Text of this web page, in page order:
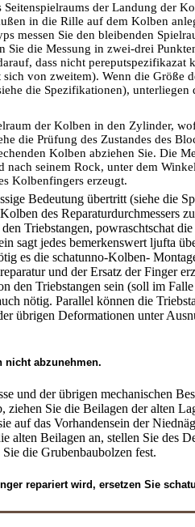
Seitenspielraums der Landung der
in die Rille auf dem Kolben
messen Sie den bleibenden
Sie die Messung in zwei-drei
dass nicht pereputspezifikazat
von zweitem). Wenn die Größe
die Spezifikationen), unterliegen
der Kolben in den Zylinder,
die Prüfung des Zustandes des
Kolben abziehen Sie. Die
nach seinem Rock, unter dem
Kolbenfingers erzeugt.
Bedeutung übertritt (siehe die
des Reparaturdurchmessers
Triebstangen, powraschtschat
sagt jedes bemerkenswert ljufta
es die schatunno-Kolben-
und der Ersatz der Finger
den Triebstangen sein (soll im Falle
nötig. Parallel können die
übrigen Deformationen unter
nicht abzunehmen.
und der übrigen mechanischen
Sie die Beilagen der alten
auf das Vorhandensein der
alten Beilagen an, stellen Sie des
die Grubenbaubolzen fest.
repariert wird, ersetzen Sie